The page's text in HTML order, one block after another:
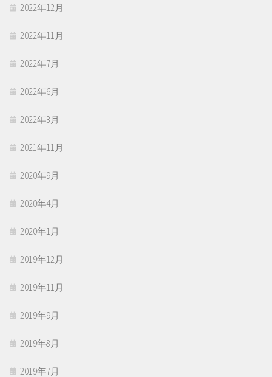
2022年12月
2022年11月
2022年7月
2022年6月
2022年3月
2021年11月
2020年9月
2020年4月
2020年1月
2019年12月
2019年11月
2019年9月
2019年8月
2019年7月